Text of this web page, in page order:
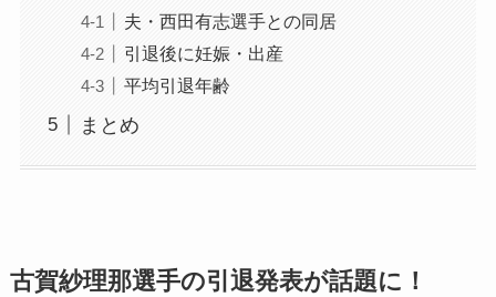
夫・西田有志選手との同居
引退後に妊娠・出産
平均引退年齢
まとめ
古賀紗理那選手の引退発表が話題に！